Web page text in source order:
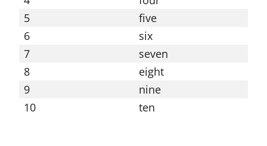
5
five
6
six
7
seven
8
eight
9
nine
10
ten